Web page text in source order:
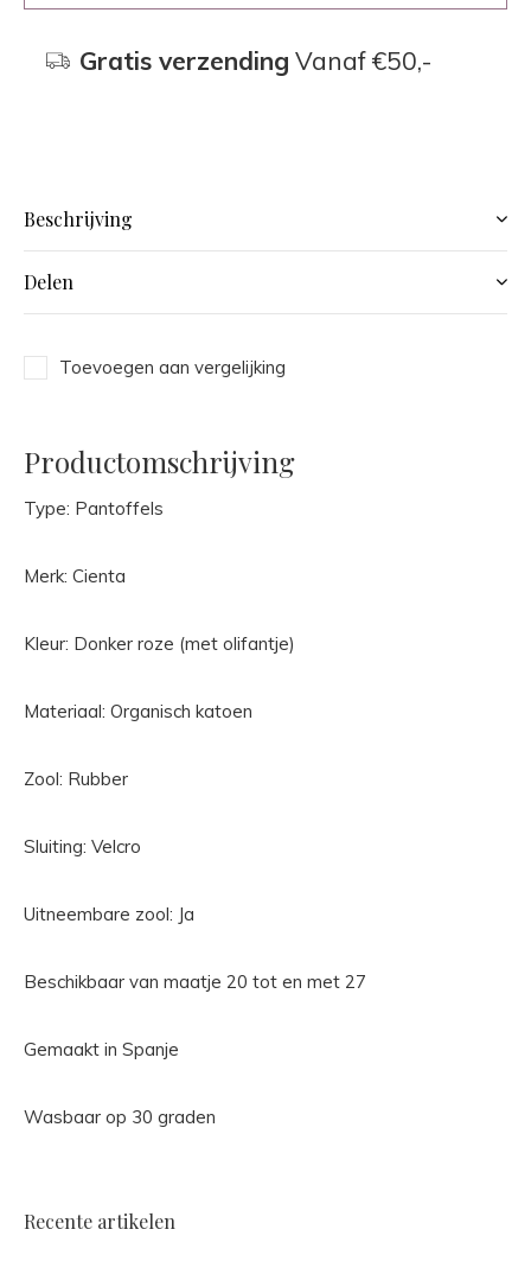
Gratis verzending Vanaf €50,-
Beschrijving
Delen
Toevoegen aan vergelijking
Productomschrijving
Type: Pantoffels
Merk: Cienta
Kleur: Donker roze (met olifantje)
Materiaal: Organisch katoen
Zool: Rubber
Sluiting: Velcro
Uitneembare zool: Ja
Beschikbaar van maatje 20 tot en met 27
Gemaakt in Spanje
Wasbaar op 30 graden
Recente artikelen